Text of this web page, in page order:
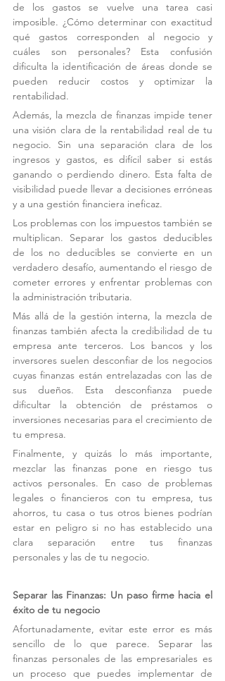
de los gastos se vuelve una tarea casi
imposible. ¿Cómo determinar con exactitud
qué gastos corresponden al negocio y
cuáles son personales? Esta confusión
dificulta la identificación de áreas donde se
pueden reducir costos y optimizar la
rentabilidad.
Además, la mezcla de finanzas impide tener
una visión clara de la rentabilidad real de tu
negocio. Sin una separación clara de los
ingresos y gastos, es difícil saber si estás
ganando o perdiendo dinero. Esta falta de
visibilidad puede llevar a decisiones erróneas
y a una gestión financiera ineficaz.
Los problemas con los impuestos también se
multiplican. Separar los gastos deducibles
de los no deducibles se convierte en un
verdadero desafío, aumentando el riesgo de
cometer errores y enfrentar problemas con
la administración tributaria.
Más allá de la gestión interna, la mezcla de
finanzas también afecta la credibilidad de tu
empresa ante terceros. Los bancos y los
inversores suelen desconfiar de los negocios
cuyas finanzas están entrelazadas con las de
sus dueños. Esta desconfianza puede
dificultar la obtención de préstamos o
inversiones necesarias para el crecimiento de
tu empresa.
Finalmente, y quizás lo más importante,
mezclar las finanzas pone en riesgo tus
activos personales. En caso de problemas
legales o financieros con tu empresa, tus
ahorros, tu casa o tus otros bienes podrían
estar en peligro si no has establecido una
clara separación entre tus finanzas
personales y las de tu negocio.
Separar las Finanzas: Un paso firme hacia el
éxito de tu negocio
Afortunadamente, evitar este error es más
sencillo de lo que parece. Separar las
finanzas personales de las empresariales es
un proceso que puedes implementar de